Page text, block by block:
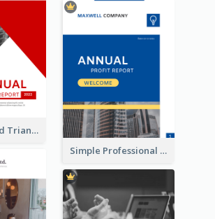
Black And Red Triangular Annual Report Design Ideas
Simple Professional Blue Business Report Design Ideas